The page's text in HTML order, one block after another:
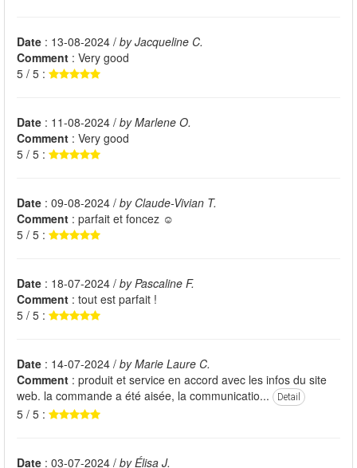
Date : 13-08-2024 / by Jacqueline C.
Comment : Very good
5 / 5 :
Date : 11-08-2024 / by Marlene O.
Comment : Very good
5 / 5 :
Date : 09-08-2024 / by Claude-Vivian T.
Comment : parfait et foncez ☺️
5 / 5 :
Date : 18-07-2024 / by Pascaline F.
Comment : tout est parfait !
5 / 5 :
Date : 14-07-2024 / by Marie Laure C.
Comment : produit et service en accord avec les infos du site
web. la commande a été aisée, la communicatio...
Detail
5 / 5 :
Date : 03-07-2024 / by Élisa J.